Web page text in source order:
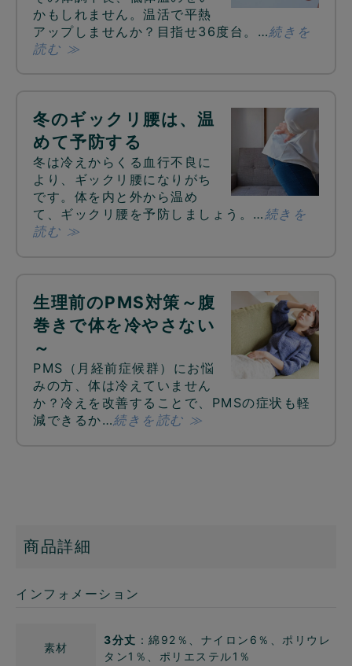
かもしれません。温活で平熱
アップしませんか？目指せ36度台。…続きを
読む ≫
冬のギックリ腰は、温
めて予防する
冬は冷えからくる血行不良に
より、ギックリ腰になりがち
です。体を内と外から温め
て、ギックリ腰を予防しましょう。…続きを
読む ≫
生理前のPMS対策～腹
巻きで体を冷やさない
～
PMS（月経前症候群）にお悩
みの方、体は冷えていません
か？冷えを改善することで、PMSの症状も軽
減できるか…続きを読む ≫
商品詳細
インフォメーション
素材
3分丈 ：綿92％、ナイロン6％、ポリウレ
タン1％、ポリエステル1％